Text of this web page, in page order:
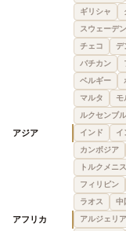
ギリシャ
スウェーデン
チェコ
デ
バチカン
ベルギー
マルタ
モ
ルクセンブ
アジア インド イ
カンボジア
トルクメニ
フィリピン
ラオス
中
アフリカ アルジェリア